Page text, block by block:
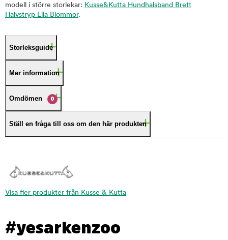
modell i större storlekar: Kusse&Kutta Hundhalsband Brett
Halvstryp Lila Blommor.
Storleksguide
Mer information
Omdömen 0
Ställ en fråga till oss om den här produkten
Visa fler produkter från Kusse & Kutta
#yesarkenzoo